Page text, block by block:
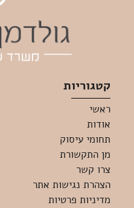
קטגוריות
ראשי
אודות
תחומי עיסוק
מן התקשורת
צרו קשר
הצהרת נגישות אתר
מדיניות פרטיות